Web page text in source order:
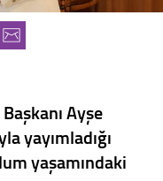
Ayşe
yayımladığı
yaşamındaki